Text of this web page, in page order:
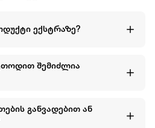
ექსტრაზე?
შემიძლია
განვადებით ან